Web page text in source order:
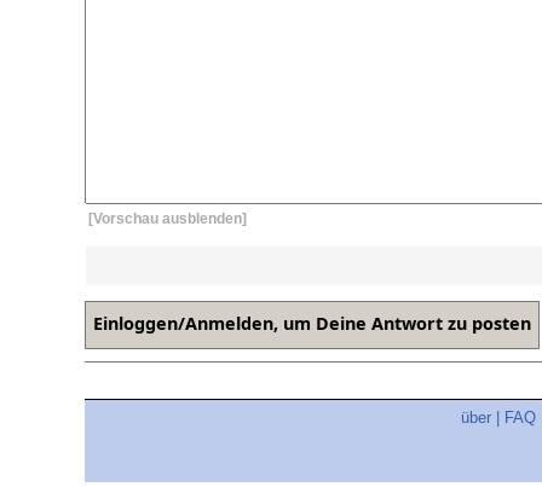
[Vorschau ausblenden]
über FAQ